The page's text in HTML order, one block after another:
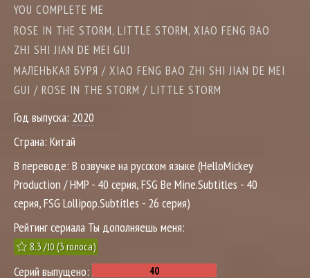
YOU COMPLETE ME
ROSE IN THE STORM, LITTLE STORM, XIAO FENG BAO
ZHI SHI JIAN DE MEI GUI
МАЛЕНЬКАЯ БУРЯ / XIAO FENG BAO ZHI SHI JIAN DE MEI
GUI / ROSE IN THE STORM / LITTLE STORM
Год выпуска: 2020
Страна: Китай
В переводе: В озвучке на русском языке (HelloMickey
Production / HMP - 40 серия, FSG Be Mine.Subtitles - 40
серия, FSG Lollipop.Subtitles - 26 серия)
Рейтинг сериала Ты дополняешь меня:
8.3/10(3голоса)
Серий выпущено: